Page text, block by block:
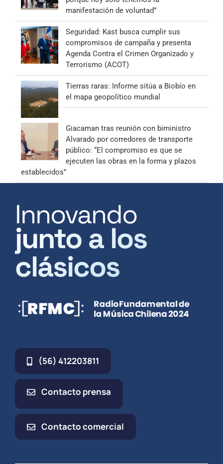
manifestación de voluntad”
Seguridad: Kast busca cumplir sus
compromisos de campaña y presenta
Agenda Contra el Crimen Organizado y
Terrorismo (ACOT)
Tierras raras: Informe sitúa a Biobío en
el mapa geopolítico mundial
Giacaman tras reunión con biministro
Alvarado por corredores de transporte
público: “El compromiso es que se
ejecuten las obras en la forma y plazos
establecidos”
Innovando
junto a los
clásicos
(56) 412203811
Contacto prensa
Contacto comercial